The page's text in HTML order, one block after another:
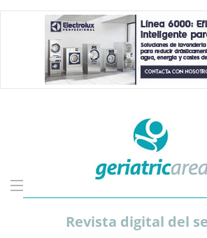
Revista digital del